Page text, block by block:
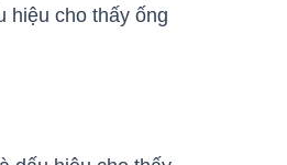
hiệu cho thấy ống